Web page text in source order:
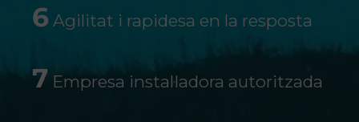
6 Agilitat i rapidesa en la resposta
7 Empresa instal·ladora autoritzada